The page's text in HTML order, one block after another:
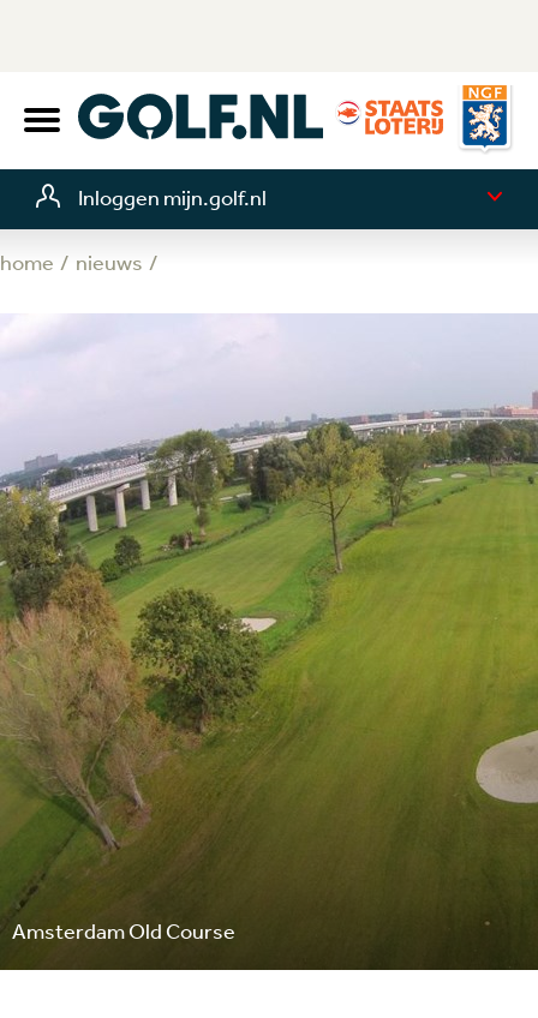
Inloggen mijn.golf.nl
home nieuws
Amsterdam Old Course